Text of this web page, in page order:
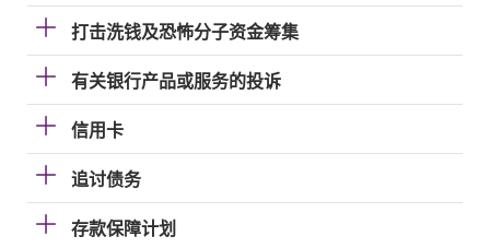
打击洗钱及恐怖分子资金筹集
有关银行产品或服务的投诉
信用卡
追讨债务
存款保障计划